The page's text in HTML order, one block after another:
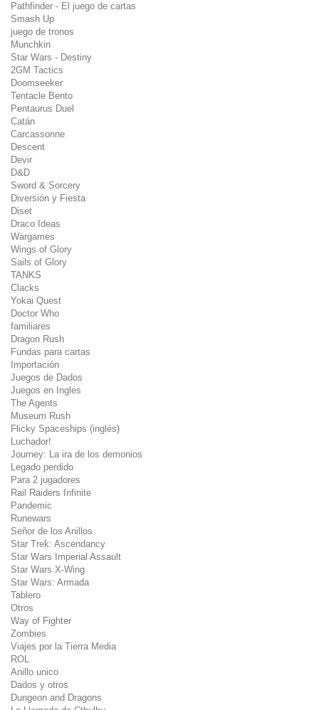
Pathfinder - El juego de cartas
Smash Up
juego de tronos
Munchkin
Star Wars - Destiny
2GM Tactics
Doomseeker
Tentacle Bento
Pentaurus Duel
Catán
Carcassonne
Descent
Devir
D&D
Sword & Sorcery
Diversión y Fiesta
Diset
Draco Ideas
Wargames
Wings of Glory
Sails of Glory
TANKS
Clacks
Yokai Quest
Doctor Who
familiares
Dragon Rush
Fundas para cartas
Importación
Juegos de Dados
Juegos en Ingles
The Agents
Museum Rush
Flicky Spaceships (inglés)
Luchador!
Journey: La ira de los demonios
Legado perdido
Para 2 jugadores
Rail Raiders Infinite
Pandemic
Runewars
Señor de los Anillos
Star Trek: Ascendancy
Star Wars Imperial Assault
Star Wars X-Wing
Star Wars: Armada
Tablero
Otros
Way of Fighter
Zombies
Viajes por la Tierra Media
ROL
Anillo unico
Dados y otros
Dungeon and Dragons